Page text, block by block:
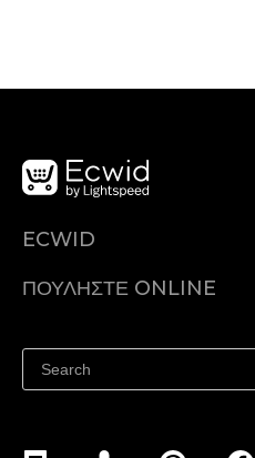
ECWID
Τιμολόγηση
ΠΟΥΛΉΣΤΕ ONLINE
Πουλήστε στο Facebook
Πουλήστε στο Instagram